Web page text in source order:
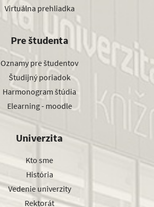
Virtuálna prehliadka
Pre študenta
Oznamy pre študentov
Študijný poriadok
Harmonogram štúdia
Elearning - moodle
Univerzita
Kto sme
História
Vedenie univerzity
Rektorát